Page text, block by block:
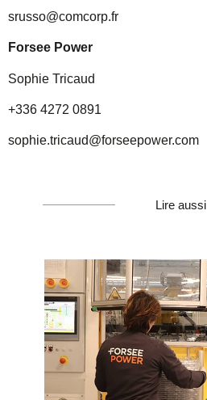
srusso@comcorp.fr
Forsee Power
Sophie Tricaud
+336 4272 0891
sophie.tricaud@forseepower.com
Lire aussi